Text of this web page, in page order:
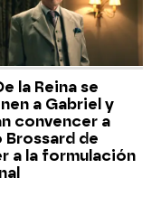
la Reina se
a Gabriel y
convencer a
Brossard de
a la formulación